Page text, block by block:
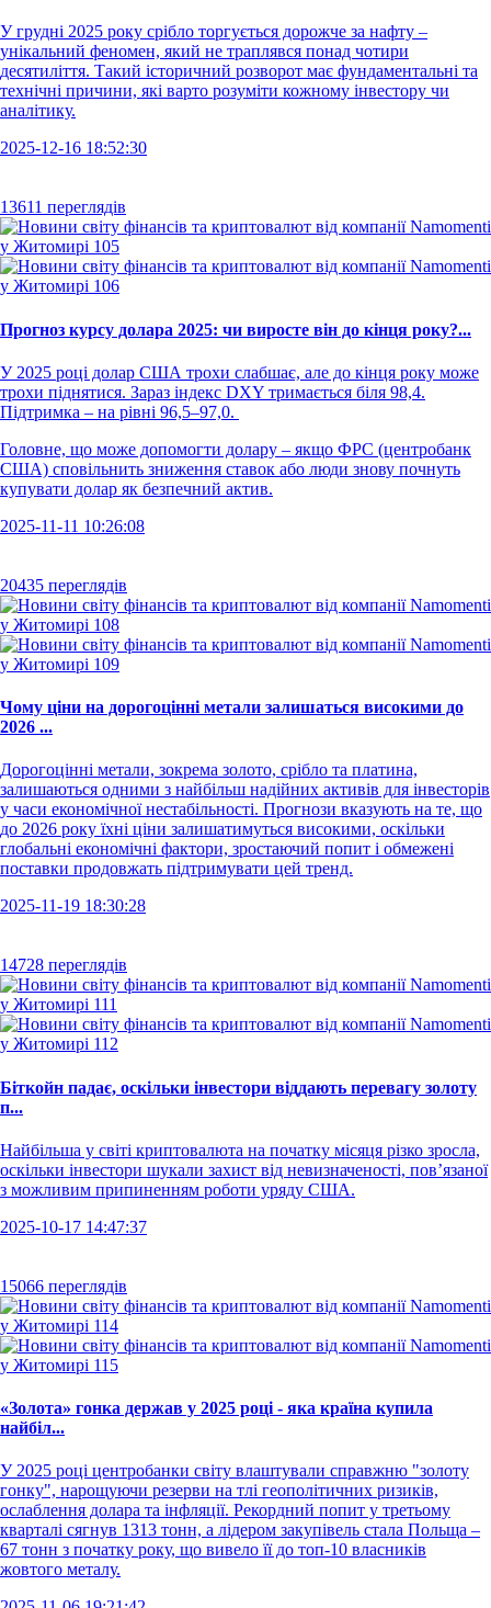
У грудні 2025 року срібло торгується дорожче за нафту –
унікальний феномен, який не траплявся понад чотири
десятиліття. Такий історичний розворот має фундаментальні та
технічні причини, які варто розуміти кожному інвестору чи
аналітику.
2025-12-16 18:52:30
13611 переглядів
Прогноз курсу долара 2025: чи виросте він до кінця року?...
У 2025 році долар США трохи слабшає, але до кінця року може
трохи піднятися. Зараз індекс DXY тримається біля 98,4.
Підтримка – на рівні 96,5–97,0.
Головне, що може допомогти долару – якщо ФРС (центробанк
США) сповільнить зниження ставок або люди знову почнуть
купувати долар як безпечний актив.
2025-11-11 10:26:08
20435 переглядів
Чому ціни на дорогоцінні метали залишаться високими до
2026 ...
Дорогоцінні метали, зокрема золото, срібло та платина,
залишаються одними з найбільш надійних активів для інвесторів
у часи економічної нестабільності. Прогнози вказують на те, що
до 2026 року їхні ціни залишатимуться високими, оскільки
глобальні економічні фактори, зростаючий попит і обмежені
поставки продовжать підтримувати цей тренд.
2025-11-19 18:30:28
14728 переглядів
Біткойн падає, оскільки інвестори віддають перевагу золоту
п...
Найбільша у світі криптовалюта на початку місяця різко зросла,
оскільки інвестори шукали захист від невизначеності, пов’язаної
з можливим припиненням роботи уряду США.
2025-10-17 14:47:37
15066 переглядів
«Золота» гонка держав у 2025 році - яка країна купила
найбіл...
У 2025 році центробанки світу влаштували справжню "золоту
гонку", нарощуючи резерви на тлі геополітичних ризиків,
ослаблення долара та інфляції. Рекордний попит у третьому
кварталі сягнув 1313 тонн, а лідером закупівель стала Польща –
67 тонн з початку року, що вивело її до топ-10 власників
жовтого металу.